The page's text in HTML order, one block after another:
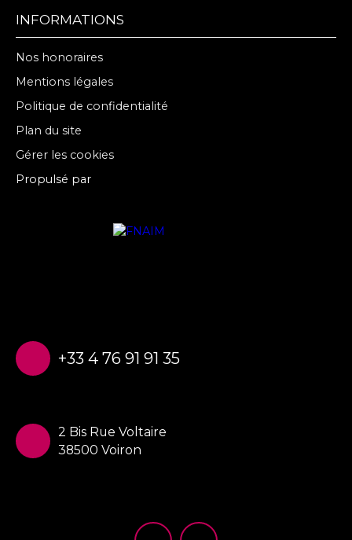
INFORMATIONS
Nos honoraires
Mentions légales
Politique de confidentialité
Plan du site
Gérer les cookies
Propulsé par
+33 4 76 91 91 35
2 Bis Rue Voltaire
38500 Voiron